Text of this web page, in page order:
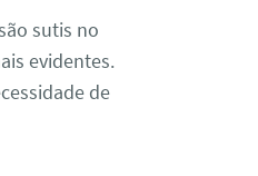
sutis no
evidentes.
de